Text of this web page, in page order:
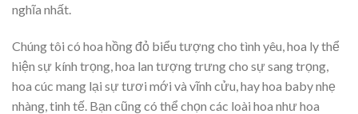
nghĩa nhất.
Chúng tôi có hoa hồng đỏ biểu tượng cho tình yêu, hoa ly thể
hiện sự kính trọng, hoa lan tượng trưng cho sự sang trọng,
hoa cúc mang lại sự tươi mới và vĩnh cửu, hay hoa baby nhẹ
nhàng, tinh tế. Bạn cũng có thể chọn các loài hoa như hoa